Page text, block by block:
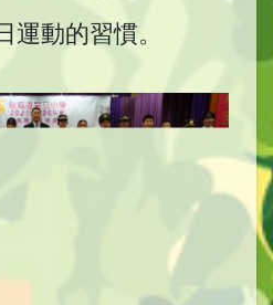
運動的習慣。